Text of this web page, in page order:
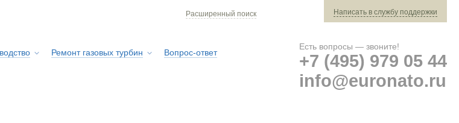
Расширенный поиск Написать в службу поддержки
Ремонт газовых турбин Вопрос-ответ
Есть вопросы — звоните!
+7 (495) 979 05 44
info@euronato.ru